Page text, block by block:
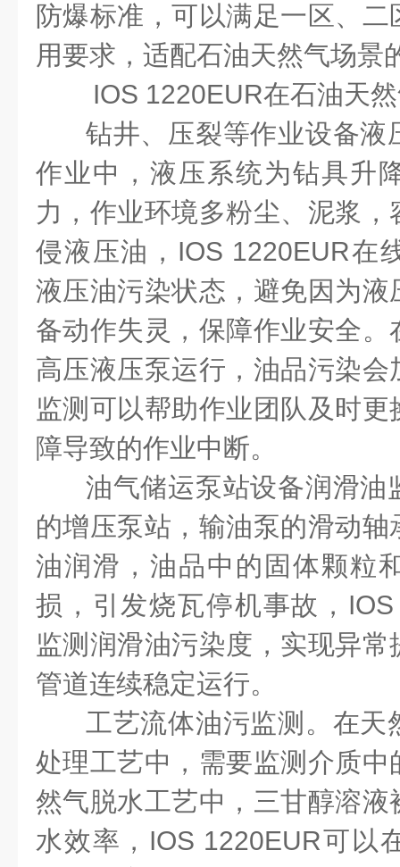
防爆标准，可以满足一区、
用要求，适配石油天然气场景
IOS 1220EUR在石油天
钻井、压裂等作业设备液
作业中，液压系统为钻具升
力，作业环境多粉尘、泥浆
侵液压油， IOS 1220EUR在
液压油污染状态，避免因为
备动作失灵，保障作业安全
高压液压泵运行，油品污染
监测可以帮助作业团队及时
障导致的作业中断。
油气储运泵站设备润滑油
的增压泵站，输油泵的滑动
油润滑，油品中的固体颗粒
损，引发烧瓦停机事故，
监测润滑油污染度，实现异
管道连续稳定运行。
工艺流体油污监测。在天
处理工艺中，需要监测介质
然气脱水工艺中，三甘醇溶
水效率， IOS 1220EUR可以